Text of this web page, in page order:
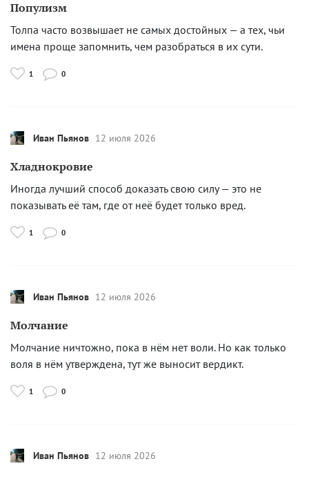
Популизм
Толпа часто возвышает не самых достойных — а тех, чьи
имена проще запомнить, чем разобраться в их сути.
1 0
Иван Пьянов 12 июля 2026
Хладнокровие
Иногда лучший способ доказать свою силу — это не
показывать её там, где от неё будет только вред.
1 0
Иван Пьянов 12 июля 2026
Молчание
Молчание ничтожно, пока в нём нет воли. Но как только
воля в нём утверждена, тут же выносит вердикт.
1 0
Иван Пьянов 12 июля 2026